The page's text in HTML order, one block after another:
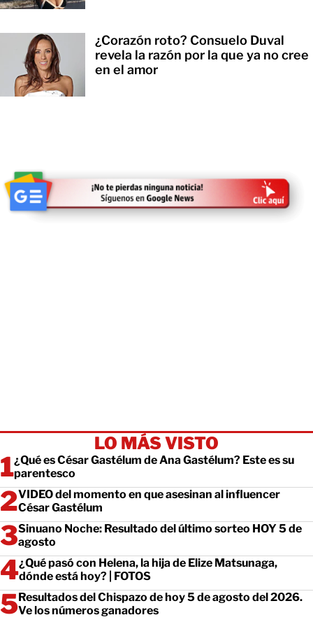
¿Corazón roto? Consuelo Duval
revela la razón por la que ya no cree
en el amor
LO MÁS VISTO
¿Qué es César Gastélum de Ana Gastélum? Este es su
parentesco
VIDEO del momento en que asesinan al influencer
César Gastélum
Sinuano Noche: Resultado del último sorteo HOY 5 de
agosto
¿Qué pasó con Helena, la hija de Elize Matsunaga,
dónde está hoy? | FOTOS
Resultados del Chispazo de hoy 5 de agosto del 2026.
Ve los números ganadores